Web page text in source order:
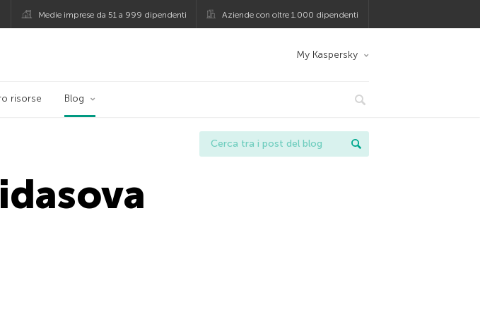
Medie imprese da 51 a 999 dipendenti Aziende con oltre 1.000 dipendenti
My Kaspersky
risorse Blog